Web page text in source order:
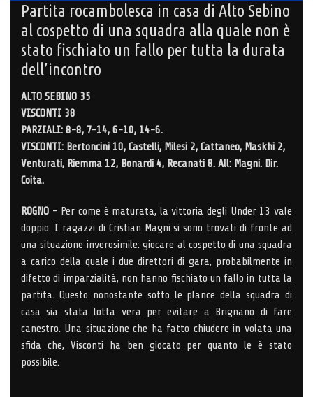
Partita rocambolesca in casa di Alto Sebino
al cospetto di una squadra alla quale non è
stato fischiato un fallo per tutta la durata
dell’incontro
ALTO SEBINO 35
VISCONTI 38
PARZIALI: 8-8, 7-14, 6-10, 14-6.
VISCONTI: Bertoncini 10, Castelli, Milesi 2, Cattaneo, Maskhi 2,
Venturati, Riemma 12, Bonardi 4, Recanati 8. All: Magni. Dir.
Coita.
ROGNO – Per come è maturata, la vittoria degli Under 13 vale
doppio. I ragazzi di Cristian Magni si sono trovati di fronte ad
una situazione inverosimile: giocare al cospetto di una squadra
a carico della quale i due direttori di gara, probabilmente in
difetto di imparzialità, non hanno fischiato un fallo in tutta la
partita. Questo nonostante sotto le plance della squadra di
casa sia stata lotta vera per evitare a Brignano di fare
canestro. Una situazione che ha fatto chiudere in volata una
sfida che, Visconti ha ben giocato per quanto le è stato
possibile.